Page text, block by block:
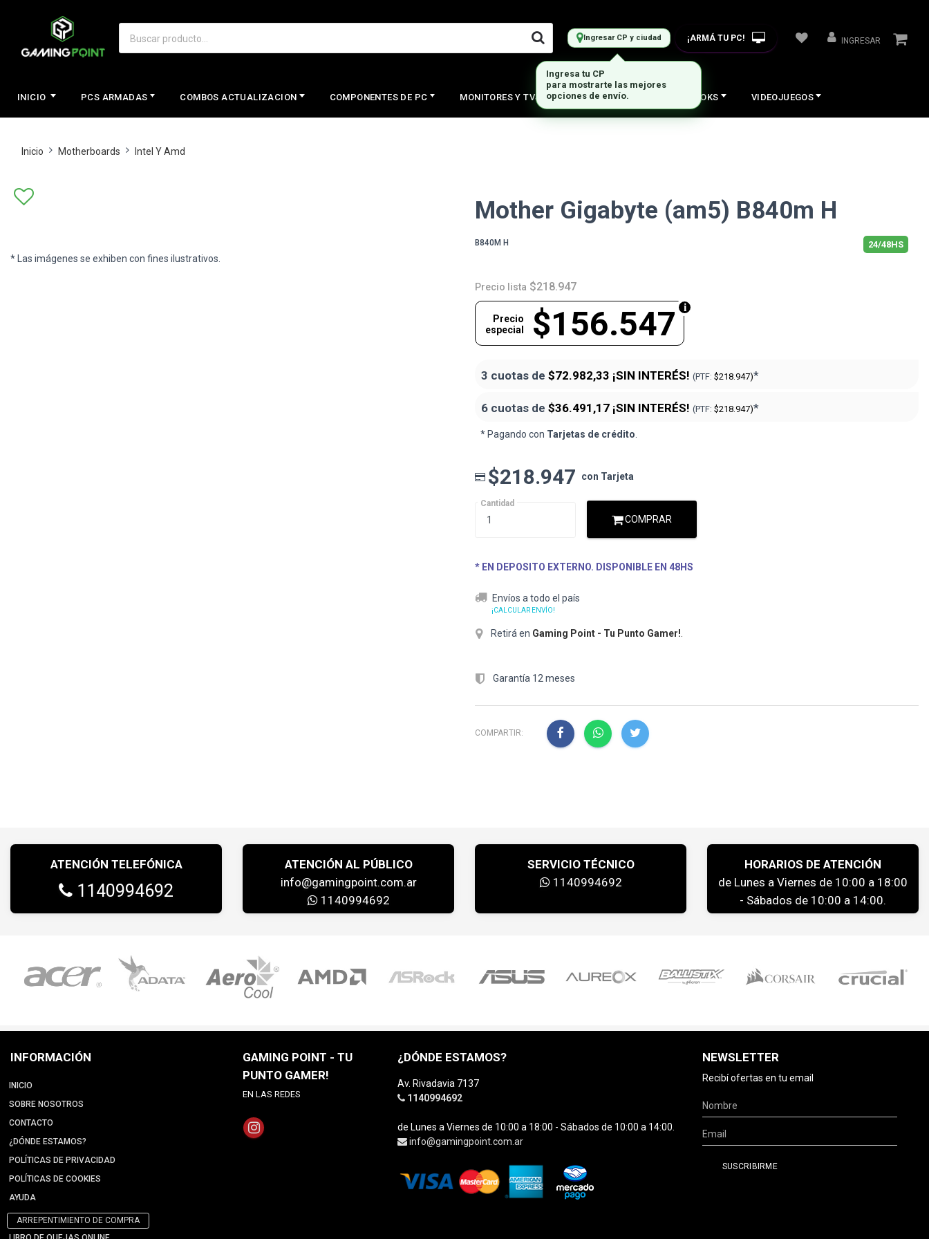
Ingresar CP y ciudad ¡ARMÁ TU PC! INGRESAR
INICIO PCS ARMADAS COMBOS ACTUALIZACION COMPONENTES DE PC MONITORES Y TVS PERIFERICOS NOTEBOOKS VIDEOJUEGOS
Inicio Motherboards Intel Y Amd
* Las imágenes se exhiben con fines ilustrativos.
Mother Gigabyte (am5) B840m H
B840M H 24/48HS
Precio lista $218.947
$156.547
Precio
especial
3 cuotas de $72.982,33 ¡SIN INTERÉS! (PTF: $218.947)*
6 cuotas de $36.491,17 ¡SIN INTERÉS! (PTF: $218.947)*
* Pagando con Tarjetas de crédito
$218.947 con Tarjeta
Cantidad
COMPRAR
* EN DEPOSITO EXTERNO. DISPONIBLE EN 48HS
Envíos a todo el país
¡CALCULAR ENVÍO!
Retirá en Gaming Point - Tu Punto Gamer!
Garantía 12 meses
COMPARTIR:
ATENCIÓN TELEFÓNICA
1140994692
ATENCIÓN AL PÚBLICO
info@gamingpoint.com.ar
1140994692
SERVICIO TÉCNICO
1140994692
HORARIOS DE ATENCIÓN
de Lunes a Viernes de 10:00 a 18:00
- Sábados de 10:00 a 14:00.
INFORMACIÓN
INICIO
SOBRE NOSOTROS
CONTACTO
¿DÓNDE ESTAMOS?
POLÍTICAS DE PRIVACIDAD
POLÍTICAS DE COOKIES
AYUDA
ARREPENTIMIENTO DE COMPRA
GAMING POINT - TU
PUNTO GAMER!
EN LAS REDES
¿DÓNDE ESTAMOS?
Av. Rivadavia 7137
1140994692
de Lunes a Viernes de 10:00 a 18:00 - Sábados de 10:00 a 14:00.
info@gamingpoint.com.ar
NEWSLETTER
Recibí ofertas en tu email
Ingresa tu CP
para mostrarte las mejores
opciones de envío.